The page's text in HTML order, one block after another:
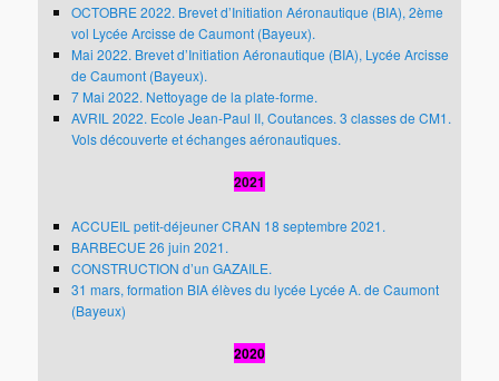
OCTOBRE 2022. Brevet d’Initiation Aéronautique (BIA), 2ème
vol Lycée Arcisse de Caumont (Bayeux).
Mai 2022. Brevet d’Initiation Aéronautique (BIA), Lycée Arcisse
de Caumont (Bayeux).
7 Mai 2022. Nettoyage de la plate-forme.
AVRIL 2022. Ecole Jean-Paul II, Coutances. 3 classes de CM1.
Vols découverte et échanges aéronautiques.
2021
ACCUEIL petit-déjeuner CRAN 18 septembre 2021.
BARBECUE 26 juin 2021.
CONSTRUCTION d’un GAZAILE.
31 mars, formation BIA élèves du lycée Lycée A. de Caumont
(Bayeux)
2020